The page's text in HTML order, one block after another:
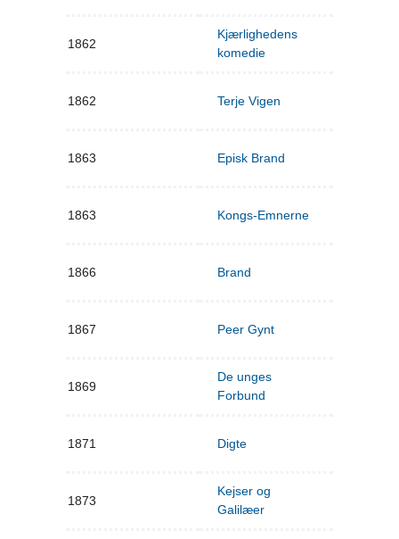
1862
Kjærlighedens
komedie
1862 Terje Vigen
1863 Episk Brand
1863 Kongs-Emnerne
1866 Brand
1867 Peer Gynt
1869
De unges
Forbund
1871 Digte
1873
Kejser og
Galilæer